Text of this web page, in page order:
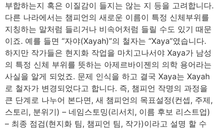
부합하는지 혹은 이질감이 들지는 않는 지 등을 고려합니다.
다른 나라에서는 챔피언의 새로운 이름이 특정 신체부위를
지칭하는 말처럼 들리거나 비속어처럼 들릴 수도 있기 때문
이죠. 예를 들면 “자야(Xayah)”의 철자는 “Xaya”였습니다.
하지만 작가들은 현지화 작업을 마치고나서야 Xaya가 남성
의 특정 신체 부위를 뜻하는 아제르바이젠의 의학 용어라는
사실을 알게 되었죠. 문제 인식을 하고 결국 Xaya는 Xayah
로 철자가 변경되었다고 합니다. 즉, 챔피언 작명의 과정을
큰 단계로 나누어 본다면, 새 챔피언의 목표설정(컨셉, 주제,
스토리, 분위기) – 네임스토밍(리서치, 이름 후보 리스트업)
– 최종 점검(현지화 팀, 챔피언 팀, 작가)이라고 설명 할 수